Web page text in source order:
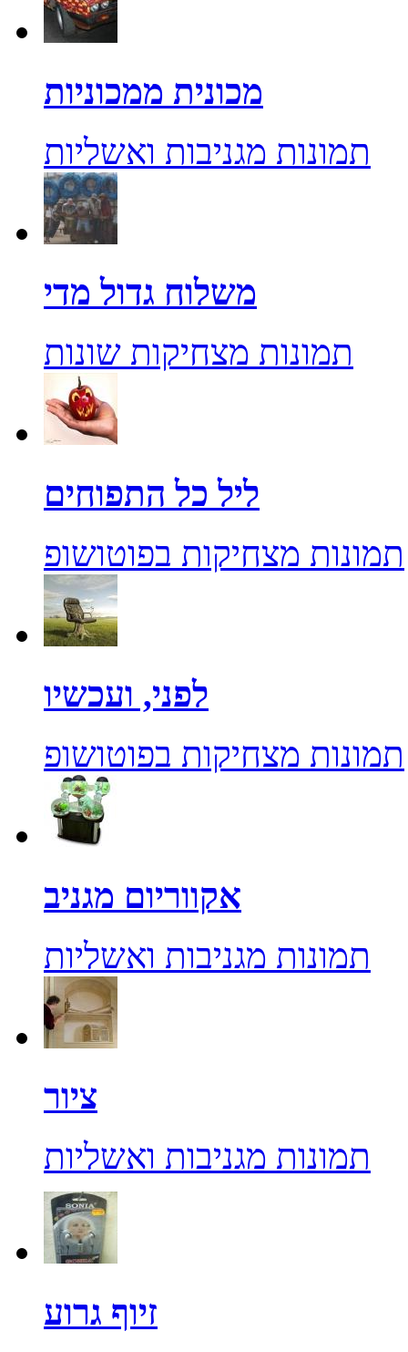
מכונית ממכוניות
תמונות מגניבות ואשליות
משלוח גדול מדי
תמונות מצחיקות שונות
ליל כל התפוחים
תמונות מצחיקות בפוטושופ
לפני, ועכשיו
תמונות מצחיקות בפוטושופ
אקווריום מגניב
תמונות מגניבות ואשליות
ציור
תמונות מגניבות ואשליות
זיוף גרוע